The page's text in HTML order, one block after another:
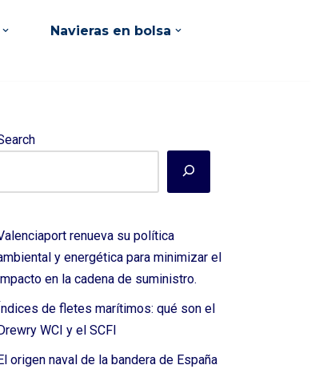
Navieras en bolsa
renueva su política
y energética para minimizar el
en la cadena de suministro.
de fletes marítimos: qué son el
WCI y el SCFI
origen naval de la bandera de España